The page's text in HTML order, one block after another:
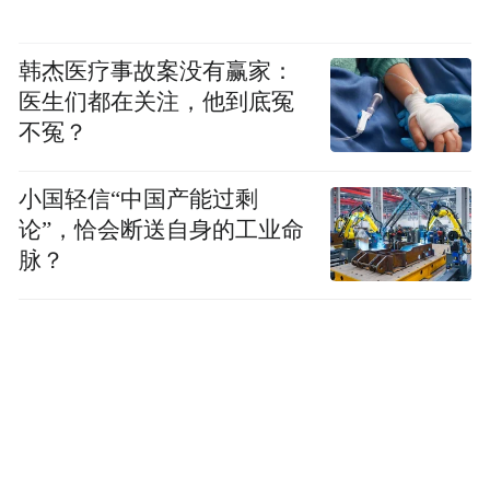
韩杰医疗事故案没有赢家：
医生们都在关注，他到底冤
不冤？
小国轻信“中国产能过剩
论”，恰会断送自身的工业命
脉？